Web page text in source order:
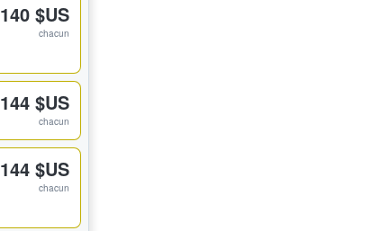
140 $US
chacun
144 $US
chacun
144 $US
chacun